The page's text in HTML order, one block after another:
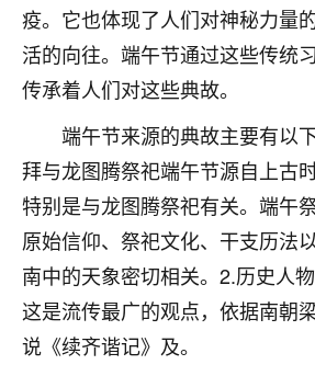
疫。它也体现了人们对神秘力量
活的向往。端午节通过这些传统
传承着人们对这些典故。
端午节来源的典故主要有以
拜与龙图腾祭祀端午节源自上古
特别是与龙图腾祭祀有关。端午
原始信仰、祭祀文化、干支历法
南中的天象密切相关。2.历史人物
这是流传最广的观点，依据南朝
说《续齐谐记》及。
鹿森：你可以找老师看看，
啊！
太阳当空赵：我也做餐饮的
是我从找店开始都是找慧来
址、风水、还有开业日子，
大环境不好，但是我家生意
刚找老师做了补财库，希望
2小时前 来自海南
梦醒时分
我女儿高二叛逆，大半年不上学
的，把我们两口子愁的不行，朋